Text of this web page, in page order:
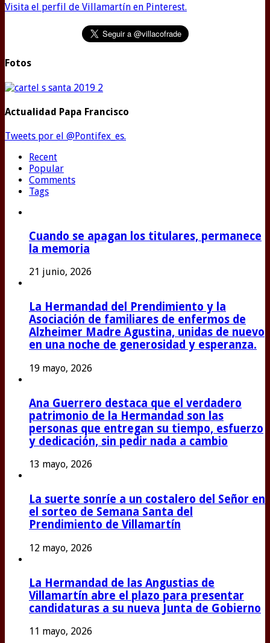
Visita el perfil de Villamartín en Pinterest.
Fotos
Actualidad Papa Francisco
Tweets por el @Pontifex_es.
Recent
Popular
Comments
Tags
Cuando se apagan los titulares, permanece
la memoria
21 junio, 2026
La Hermandad del Prendimiento y la
Asociación de familiares de enfermos de
Alzheimer Madre Agustina, unidas de nuevo
en una noche de generosidad y esperanza.
19 mayo, 2026
Ana Guerrero destaca que el verdadero
patrimonio de la Hermandad son las
personas que entregan su tiempo, esfuerzo
y dedicación, sin pedir nada a cambio
13 mayo, 2026
La suerte sonríe a un costalero del Señor en
el sorteo de Semana Santa del
Prendimiento de Villamartín
12 mayo, 2026
La Hermandad de las Angustias de
Villamartín abre el plazo para presentar
candidaturas a su nueva Junta de Gobierno
11 mayo, 2026